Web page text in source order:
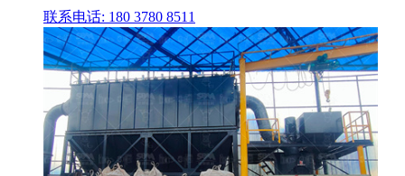
联系电话: 180 3780 8511